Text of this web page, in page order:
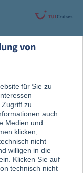
von
für Sie zu
zu
auch
Medien und
klicken,
nicht
willigen in die
Klicken Sie auf
technisch nicht